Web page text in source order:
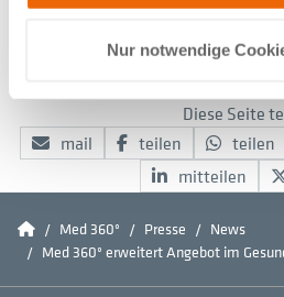
Nur notwendigeFolgen Sie
Diese Seite
mail
teilen teilen
mitteilen
HomeMed 360° Presse
News
Med 360° erweitert Angebot im